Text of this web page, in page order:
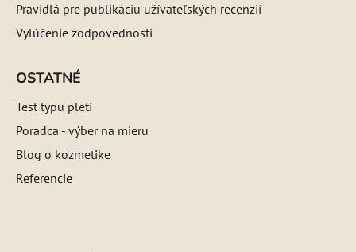
Pravidlá pre publikáciu užívateľských recenzií
Vylúčenie zodpovednosti
OSTATNÉ
Test typu pleti
Poradca - výber na mieru
Blog o kozmetike
Referencie